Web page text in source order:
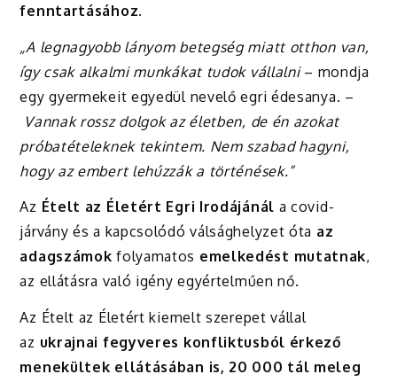
fenntartásához.
„A legnagyobb lányom betegség miatt otthon van,
így csak alkalmi munkákat tudok vállalni – mondja
egy gyermekeit egyedül nevelő egri édesanya. –
Vannak rossz dolgok az életben, de én azokat
próbatételeknek tekintem. Nem szabad hagyni,
hogy az embert lehúzzák a történések.”
Az Ételt az Életért Egri Irodájánál a covid-
járvány és a kapcsolódó válsághelyzet óta az
adagszámokfolyamatos emelkedést mutatnak,
az ellátásra való igény egyértelműen nő.
Az Ételt az Életért kiemelt szerepet vállal
az ukrajnai fegyveres konfliktusból érkező
menekültek ellátásában is, 20 000 tál meleg